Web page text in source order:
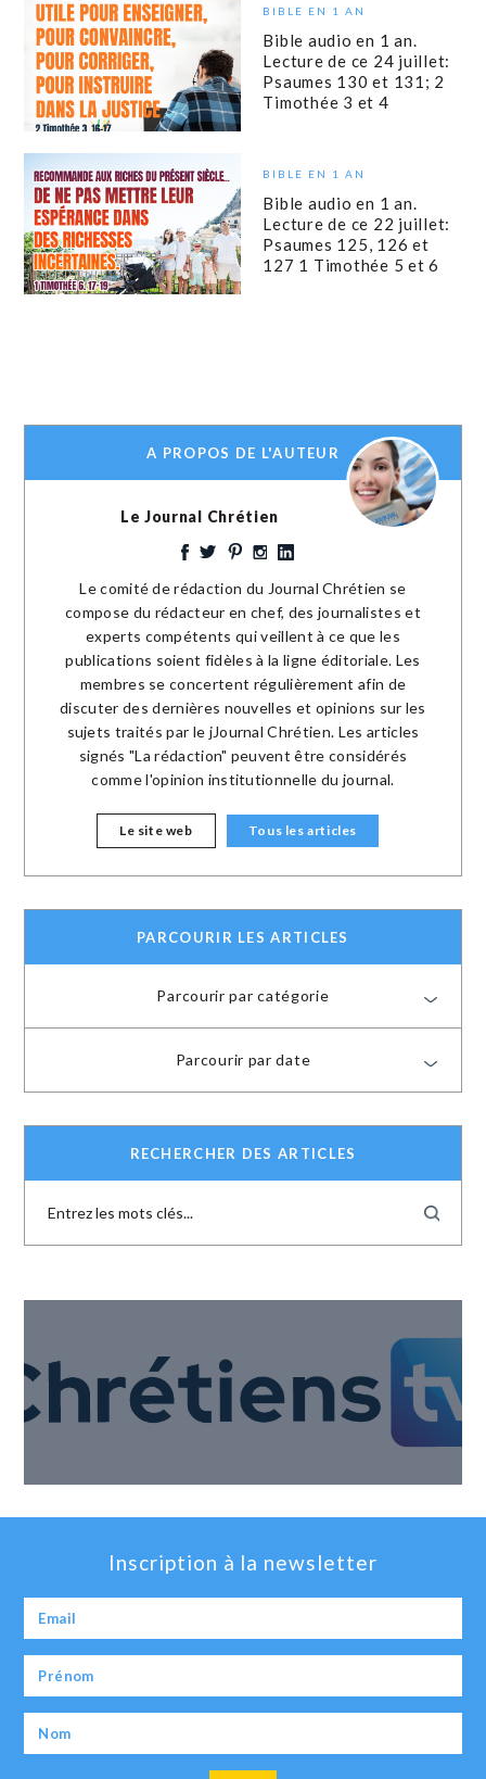
BIBLE EN 1 AN
Bible audio en 1 an.
Lecture de ce 24 juillet:
Psaumes 130 et 131; 2
Timothée 3 et 4
BIBLE EN 1 AN
Bible audio en 1 an.
Lecture de ce 22 juillet:
Psaumes 125, 126 et
127 1 Timothée 5 et 6
A PROPOS DE L'AUTEUR
Le Journal Chrétien
Le comité de rédaction du Journal Chrétien se
compose du rédacteur en chef, des journalistes et
experts compétents qui veillent à ce que les
publications soient fidèles à la ligne éditoriale. Les
membres se concertent régulièrement afin de
discuter des dernières nouvelles et opinions sur les
sujets traités par le jJournal Chrétien. Les articles
signés "La rédaction" peuvent être considérés
comme l'opinion institutionnelle du journal.
Le site web Tous les articles
PARCOURIR LES ARTICLES
Parcourir par catégorie
Parcourir par date
RECHERCHER DES ARTICLES
Inscription à la newsletter